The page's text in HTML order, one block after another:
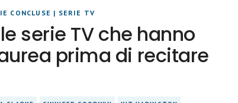
CONCLUSE | SERIE TV
serie TV che hanno
prima di recitare